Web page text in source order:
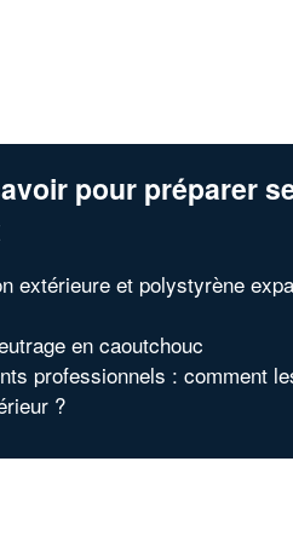
pour préparer
extérieure et polystyrène
en caoutchouc
professionnels : comment
?